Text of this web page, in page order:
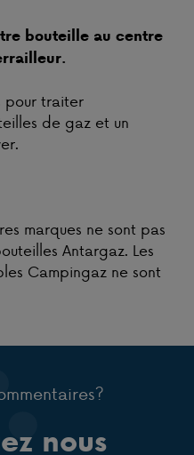
bouteille au centre
pour traiter
de gaz et un
marques ne sont pas
Antargaz. Les
Campingaz ne sont
nous